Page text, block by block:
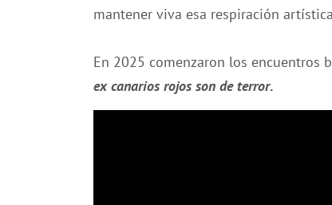
mantener viva esa respiración
En 2025 comenzaron los encuentros
ex canarios rojos son de terror.